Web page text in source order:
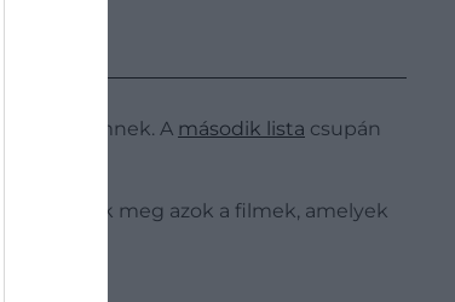
filmnek. A második lista csupán
jelentek meg azok a filmek, amelyek